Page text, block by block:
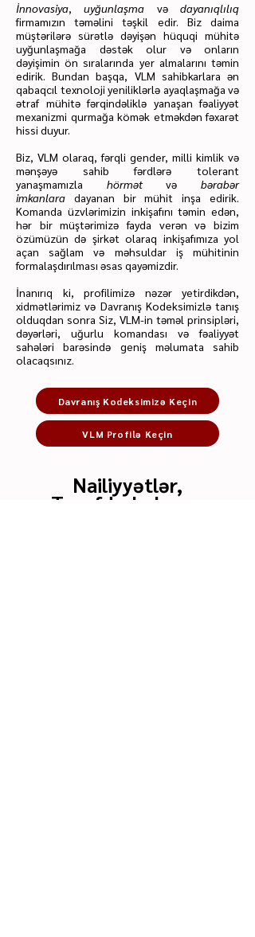
İnnovasiya,uyğunlaşma vədayanıqlılıq
firmamızın təməlini təşkil edir. Biz daima
müştərilərə sürətlə dəyişən hüquqi mühitə
uyğunlaşmağa dəstək olur və onların
dəyişimin ön sıralarında yer almalarını təmin
edirik. Bundan başqa, VLM sahibkarlara ən
qabaqcıl texnoloji yeniliklərlə ayaqlaşmağa və
ətraf mühitə fərqindəliklə yanaşan fəaliyyət
mexanizmi qurmağa kömək etməkdən fəxarət
hissi duyur.
Biz, VLM olaraq, fərqli gender, milli kimlik və
mənşəyə sahib fərdlərə tolerant
yanaşmamızla hörmətvəbərabər
imkanlara dayanan bir mühit inşa edirik.
Komanda üzvlərimizin inkişafını təmin edən,
hər bir müştərimizə fayda verən və bizim
özümüzün də şirkət olaraq inkişafımıza yol
açan sağlam və məhsuldar iş mühitinin
formalaşdırılması əsas qayəmizdir.
İnanırıq ki, profilimizə nəzər yetirdikdən,
xidmətlərimiz və Davranış Kodeksimizlə tanış
olduqdan sonra Siz, VLM-in təməl prinsipləri,
dəyərləri, uğurlu komandası və fəaliyyət
sahələri barəsində geniş məlumata sahib
olacaqsınız.
Davranış Kodeksimizə Keçin
VLM Profilə Keçin
Nailiyyətlər,
Tərəfdaşlıqlar və